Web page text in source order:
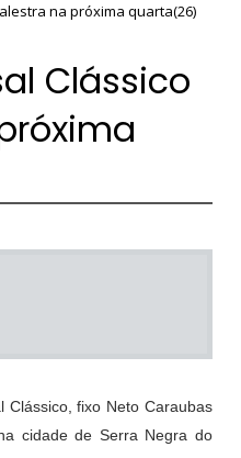
na próxima quarta(26)
Clássico
Clássico, fixo Neto Caraubas
cidade de Serra Negra do